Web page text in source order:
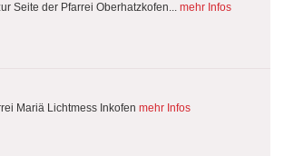
Seite der Pfarrei Oberhatzkofen... mehr Infos
Mariä Lichtmess Inkofen mehr Infos